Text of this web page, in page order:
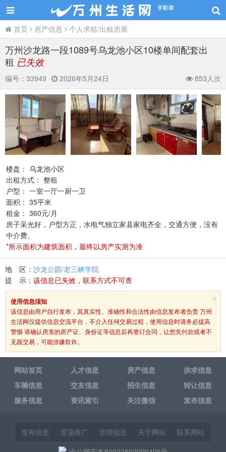
首页 房产信息 个人求租/出租房屋
万州沙龙路一段1089号乌龙池小区10楼单间配套出
租 已失效
编号： 33949 2026年5月24日 853人次
楼盘： 乌龙池小区
出租方式： 整租
户型： 一室一厅一厨一卫
面积： 35平米
租金： 360元/月
房子采光好，户型方正，水电气独立家县家电齐全，交通方便，没有
中介费。
*所示面积为建筑面积，最终以房产实测为准
地 区： 沙龙公园/老三峡学院
提 示： 该信息已失效，联系方式不可查
×
使用信息须知
该信息由用户自行发布，其真实性、准确性和合法性由信息发布者负责 万州
生活网仅提供信息交流平台，不介入任何交易过程，使用信息时请务必提高
警惕 请确认房东的房产证、身份证等信息后再签订合同，让您先付款或者不
见面交易，可能涉嫌欺诈。
网站首页 人才信息 房产信息
供求信息
车辆信息
交友信息 招生信息
转让信息
服务信息
资讯索引 关注微信 发布信息
发布信息 置顶推广 管理信息 关于网站
联系网站